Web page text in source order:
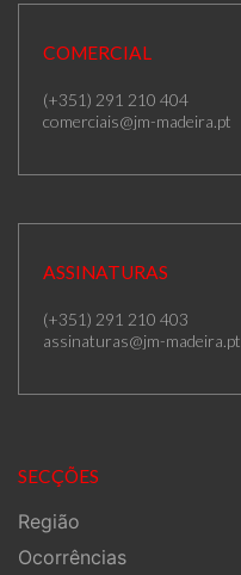
COMERCIAL
(+351) 291 210 404
comerciais@jm-madeira.pt
ASSINATURAS
(+351) 291 210 403
assinaturas@jm-madeira.pt
SECÇÕES
Região
Ocorrências